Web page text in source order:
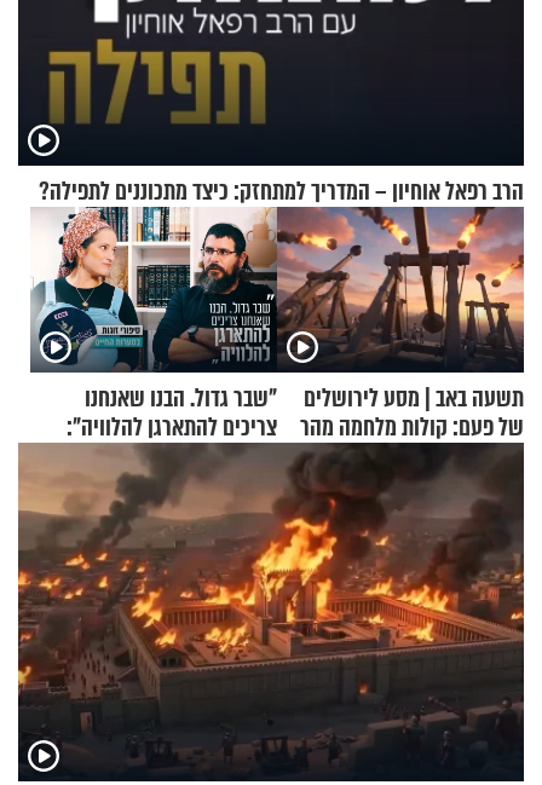
הרב רפאל אוחיון – המדריך למתחזק: כיצד מתכוננים לתפילה?
תשעה באב | מסע לירושלים
של פעם: קולות מלחמה מהר
הזיתים
"שבר גדול. הבנו שאנחנו
צריכים להתארגן להלוויה":
זוגיות במבחן, הפעם עם מרים
וגד דנינו